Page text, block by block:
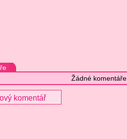
Žádné komentáře
komentář